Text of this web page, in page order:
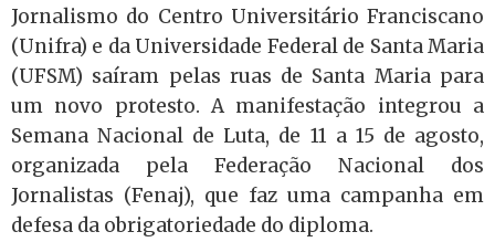
Jornalismo do Centro Universitário Franciscano
(Unifra) e da Universidade Federal de Santa Maria
(UFSM) saíram pelas ruas de Santa Maria para
um novo protesto. A manifestação integrou a
Semana Nacional de Luta, de 11 a 15 de agosto,
organizada pela Federação Nacional dos
Jornalistas (Fenaj), que faz uma campanha em
defesa da obrigatoriedade do diploma.